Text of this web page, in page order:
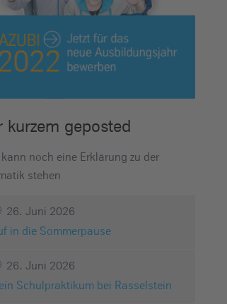
kurzem geposted
noch eine Erklärung zu der
stehen
26. Juni 2026
in die Sommerpause
26. Juni 2026
Schulpraktikum bei Rasselstein